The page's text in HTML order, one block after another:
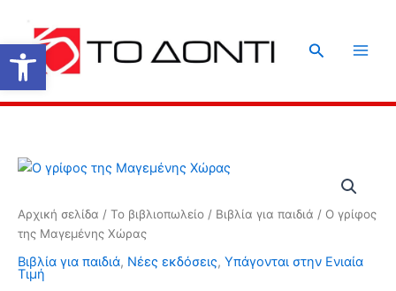
Ανοίξτε τη γραμμή εργαλείων
περιεχόμενο
Αναζήτηση
Αρχική σελίδα / Το βιβλιοπωλείο / Βιβλία για παιδιά / Ο γρίφος
της Μαγεμένης Χώρας
Βιβλία για παιδιά, Νέες εκδόσεις, Υπάγονται στην Ενιαία
Τιμή